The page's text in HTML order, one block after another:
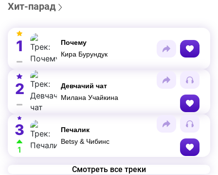
Хит-парад
1
Почему
Кира Бурундук
2
Девчачий чат
Милана Учайкина
3
1
Печалик
Betsy & Чибинс
Смотреть все треки